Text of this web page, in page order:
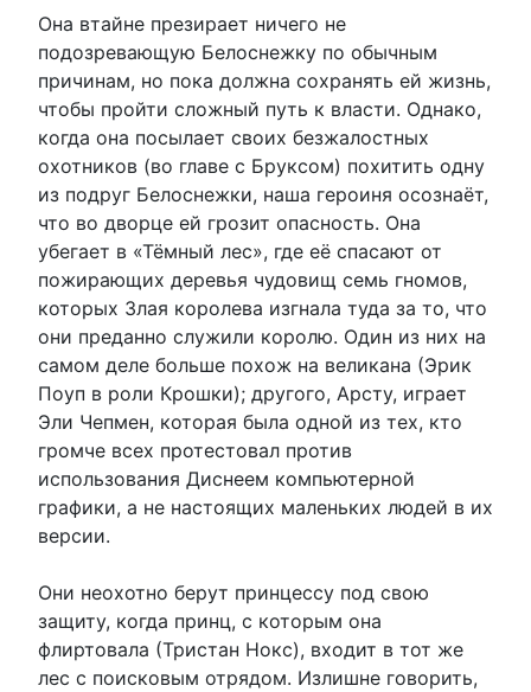
Она втайне презирает ничего не
подозревающую Белоснежку по обычным
причинам, но пока должна сохранять ей жизнь,
чтобы пройти сложный путь к власти. Однако,
когда она посылает своих безжалостных
охотников (во главе с Бруксом) похитить одну
из подруг Белоснежки, наша героиня осознаёт,
что во дворце ей грозит опасность. Она
убегает в «Тёмный лес», где её спасают от
пожирающих деревья чудовищ семь гномов,
которых Злая королева изгнала туда за то, что
они преданно служили королю. Один из них на
самом деле больше похож на великана (Эрик
Поуп в роли Крошки); другого, Арсту, играет
Эли Чепмен, которая была одной из тех, кто
громче всех протестовал против
использования Диснеем компьютерной
графики, а не настоящих маленьких людей в их
версии.
Они неохотно берут принцессу под свою
защиту, когда принц, с которым она
флиртовала (Тристан Нокс), входит в тот же
лес с поисковым отрядом. Излишне говорить,